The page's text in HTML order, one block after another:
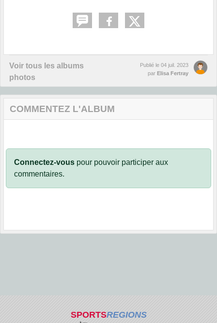
Voir tous les albums
photos
Publié le 04 juil. 2023
par Elisa Fertray
COMMENTEZ L'ALBUM
Connectez-vous pour pouvoir participer aux
commentaires.
SPORTSREGIONS